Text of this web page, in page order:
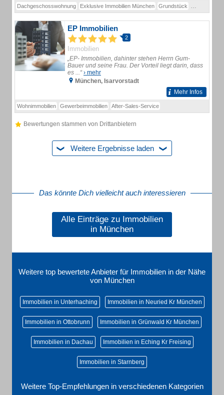
Dachgeschosswohnung Exklusive Immobilien München Grundstück
EP Immobilien
2
Immobilien
„EP- Immobilien, dahinter stehen Herrn Gum-
Bauer und seine Frau. Der Vorteil liegt darin, dass
es ...“› mehr
München, Isarvorstadt
Mehr Infos
Wohnimmobilien Gewerbeimmobilien After-Sales-Service
Bewertungen stammen von Drittanbietern
Weitere Ergebnisse laden
Das könnte Dich vielleicht auch interessieren
Alle Einträge zu Immobilien
in München
Weitere top bewertete Anbieter für Immobilien in der Nähe
von München
Immobilien in Unterhaching Immobilien in Neuried Kr München
Immobilien in Ottobrunn Immobilien in Grünwald Kr München
Immobilien in Dachau Immobilien in Eching Kr Freising
Immobilien in Starnberg
Weitere Top-Empfehlungen in verschiedenen Kategorien